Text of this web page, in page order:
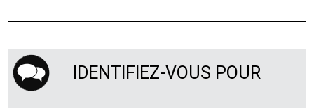
IDENTIFIEZ-VOUS POUR